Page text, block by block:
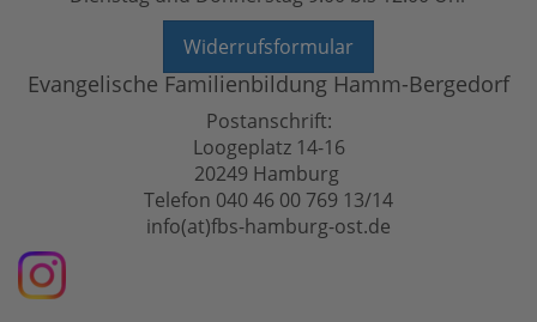
Widerrufsformular
Evangelische Familienbildung Hamm-Bergedorf
Postanschrift:
Loogeplatz 14-16
20249 Hamburg
Telefon 040 46 00 769 13/14
info(at)fbs-hamburg-ost.de